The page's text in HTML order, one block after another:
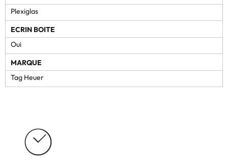
Plexiglas
ECRIN BOITE
Oui
MARQUE
Tag Heuer